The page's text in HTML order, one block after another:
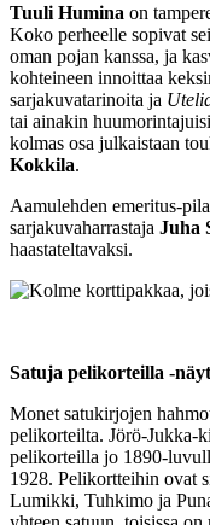
Tuuli Humina on
Koko perheelle sopivat
oman pojan kanssa, ja
kohteineen innoittaa
sarjakuvatarinoita ja
tai ainakin
kolmas osa julkaistaan
Kokkila.
Aamulehden emeritus-
sarjakuvaharrastaja Juha
haastateltavaksi.
Satuja pelikorteilla -
Monet satukirjojen
pelikorteilta. Jörö-Jukka-
pelikorteilla jo 1890-
1928. Pelikortteihin ovat
Lumikki, Tuhkimo ja